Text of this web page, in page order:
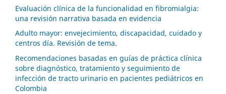
Evaluación clínica de la funcionalidad en fibromialgia:
una revisión narrativa basada en evidencia
Adulto mayor: envejecimiento, discapacidad, cuidado y
centros día. Revisión de tema.
Recomendaciones basadas en guías de práctica clínica
sobre diagnóstico, tratamiento y seguimiento de
infección de tracto urinario en pacientes pediátricos en
Colombia